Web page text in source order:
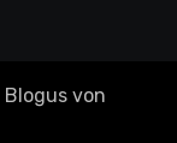
Blogus von